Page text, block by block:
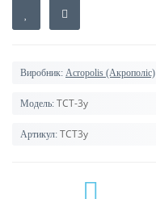
Виробник: Acropolis (Акрополіс)
Модель: ТСТ-3у
Артикул: ТСТ3у